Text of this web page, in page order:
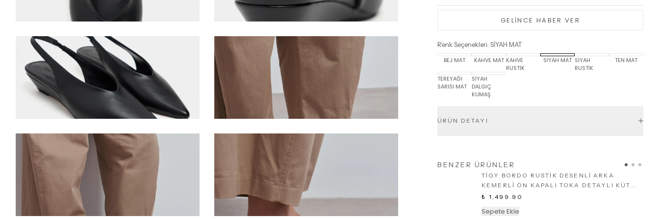
GELİNCE HABER VER
Renk Seçenekleri: SİYAH MAT
BEJ MAT
KAHVE MAT KAHVE
RUSTİK
SİYAH MAT SİYAH
RUSTİK
TEN MAT
TEREYAĞI
SARISI MAT
SİYAH
DALGIÇ
KUMAŞ
ÜRÜN DETAYI
BENZER ÜRÜNLER
TİGY BORDO RUSTİK DESENLİ ARKA
KEMERLİ ÖN KAPALI TOKA DETAYLI KÜT
BURUN KALIP ÖZELLİĞİ 7-8 CM TOPUK
₺ 1,499.90
Sepete Ekle